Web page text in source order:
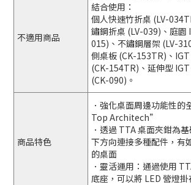
不適用商品
結合使用：
個人快速竹折桌 (LV-
鏽鋼折桌 (LV-039)、庭園
015)、不鏽鋼層架 (LV-
側桌板 (CK-153TR)、
(CK-154TR)、延伸型
(CK-090)。
商品特色
．強化桌面周邊功能性
Top Architech”
．透過 TTA 桌面夾鉗為
下方向連接多種配件，有
的桌面
．靈活運用：通過使用
底座，可以將 LED 營燈